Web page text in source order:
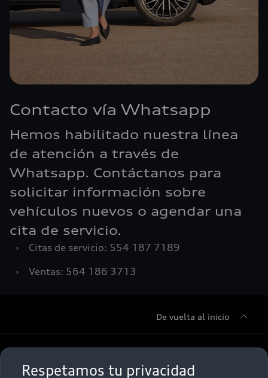
Respetamos tu privacidad
Contacto vía Whatsapp
Hemos habilitado nuestra línea
de atención a través de
Whatsapp. Contáctanos para
solicitar información sobre
vehículos nuevos o agendar una
cita de servicio.
›
Citas de servicio: 554 187 7189
›
Ventas: 564 186 3713
De vuelta al inicio
Sobre Nosotros